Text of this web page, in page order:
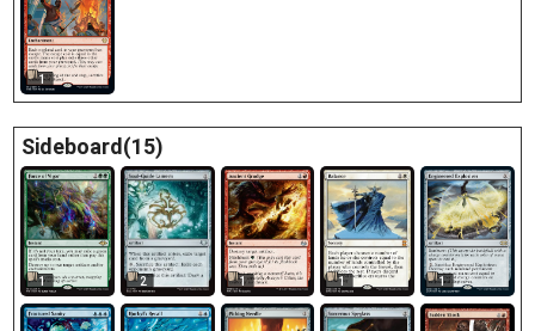
1
Sideboard(15)
1 2 1 1 1